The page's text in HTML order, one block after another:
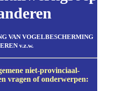
VAN VOGELBESCHERMING
v.z.w.
niet-provinciaal-
vragen of onderwerpen: